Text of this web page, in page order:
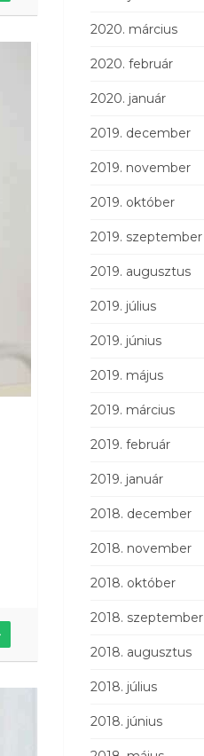
2020. március
2020. február
2020. január
2019. december
2019. november
2019. október
2019. szeptember
2019. augusztus
2019. július
2019. június
2019. május
2019. március
2019. február
2019. január
2018. december
2018. november
2018. október
2018. szeptember
2018. augusztus
2018. július
2018. június